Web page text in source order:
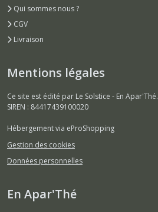
Qui sommes nous ?
CGV
Livraison
Mentions légales
Ce site est édité par Le Solstice - En Apar'Thé.
SIREN : 84417439100020
Hébergement via eProShopping
Gestion des cookies
Données personnelles
En Apar'Thé